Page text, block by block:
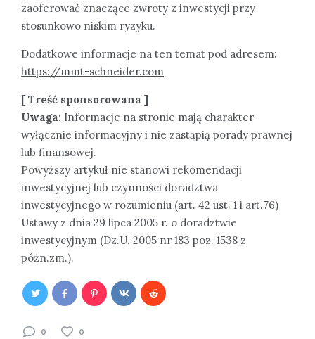
zaoferować znaczące zwroty z inwestycji przy
stosunkowo niskim ryzyku.
Dodatkowe informacje na ten temat pod adresem:
https://mmt-schneider.com
[ Treść sponsorowana ]
Uwaga: Informacje na stronie mają charakter
wyłącznie informacyjny i nie zastąpią porady prawnej
lub finansowej.
Powyższy artykuł nie stanowi rekomendacji
inwestycyjnej lub czynności doradztwa
inwestycyjnego w rozumieniu (art. 42 ust. 1 i art.76)
Ustawy z dnia 29 lipca 2005 r. o doradztwie
inwestycyjnym (Dz.U. 2005 nr 183 poz. 1538 z
późn.zm.).
0 0